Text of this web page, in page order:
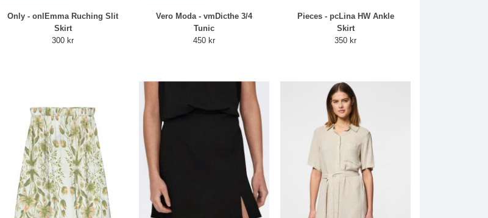
Only - onlEmma Ruching Slit
Skirt
300 kr
Vero Moda - vmDicthe 3/4
Tunic
450 kr
Pieces - pcLina HW Ankle
Skirt
350 kr